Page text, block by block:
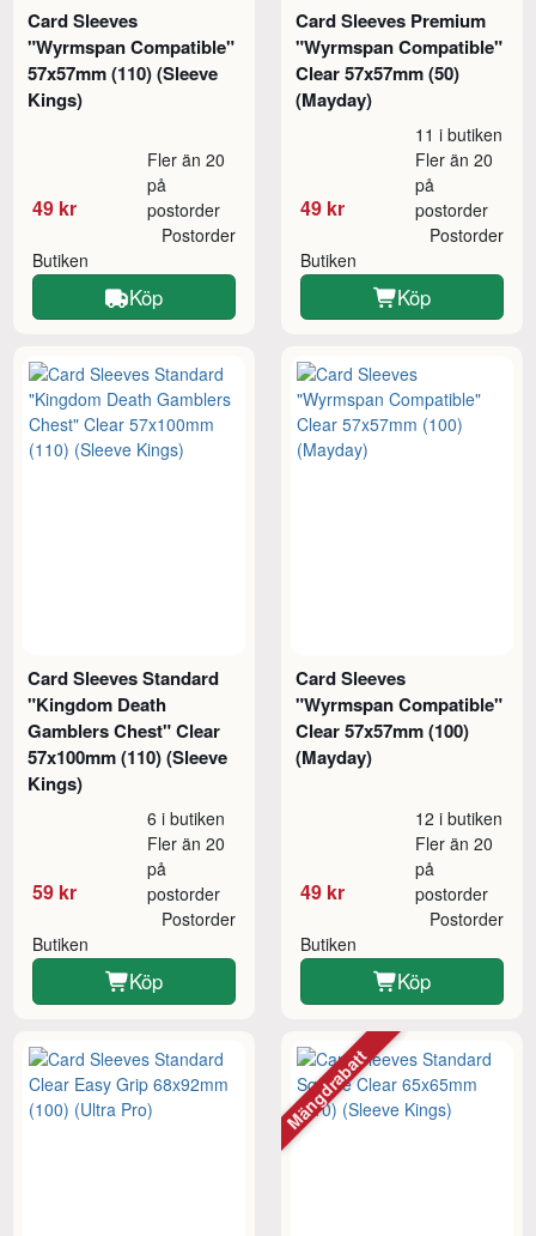
Card Sleeves
"Wyrmspan Compatible"
57x57mm (110) (Sleeve
Kings)
49 kr
Fler än 20
på
postorder
Butiken
Postorder
Köp
Card Sleeves Premium
"Wyrmspan Compatible"
Clear 57x57mm (50)
(Mayday)
49 kr
11 i butiken
Fler än 20
på
postorder
Butiken
Postorder
Köp
Card Sleeves Standard
"Kingdom Death
Gamblers Chest" Clear
57x100mm (110) (Sleeve
Kings)
59 kr
6 i butiken
Fler än 20
på
postorder
Butiken
Postorder
Köp
Card Sleeves
"Wyrmspan Compatible"
Clear 57x57mm (100)
(Mayday)
49 kr
12 i butiken
Fler än 20
på
postorder
Butiken
Postorder
Köp
Mängdrabatt